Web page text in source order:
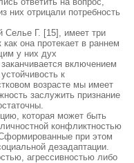
них отрицали потребность
Селье Г. [15], имеет три
она протекает в раннем
у них дух
включением
к
возрасте мы имеет
заслужить признание
которая может быть
конфликтностью
при этом
дезадаптации.
агрессивностью либо